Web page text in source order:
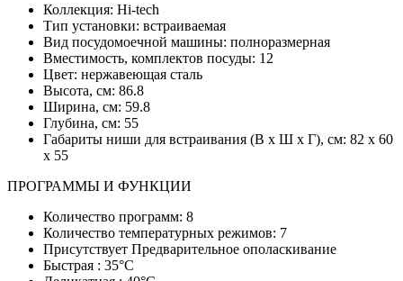
Коллекция: Hi-tech
Тип установки: встраиваемая
Вид посудомоечной машины: полноразмерная
Вместимость, комплектов посуды: 12
Цвет: нержавеющая сталь
Высота, см: 86.8
Ширина, см: 59.8
Глубина, см: 55
Габариты ниши для встраивания (В х Ш х Г), см: 82 х 60
х 55
ПРОГРАММЫ И ФУНКЦИИ
Количество программ: 8
Количество температурных режимов: 7
Присутствует Предварительное ополаскивание
Быстрая : 35°С